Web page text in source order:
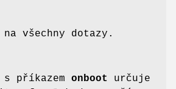
na všechny dotazy.
příkazem onboot
určuje